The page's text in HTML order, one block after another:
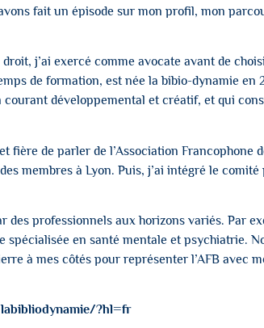
fait un épisode sur mon profil, mon
j’ai exercé comme avocate avant de
de formation, est née la bibio-dynamie en
développemental et créatif, et qui
de parler de l’Association Francophone
membres à Lyon. Puis, j’ai intégré le
professionnels aux horizons variés. Par
en santé mentale et psychiatrie.
à mes côtés pour représenter l’AFB avec
?hl=fr